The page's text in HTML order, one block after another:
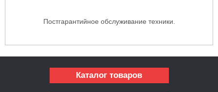
Постгарантийное обслуживание техники.
Каталог товаров